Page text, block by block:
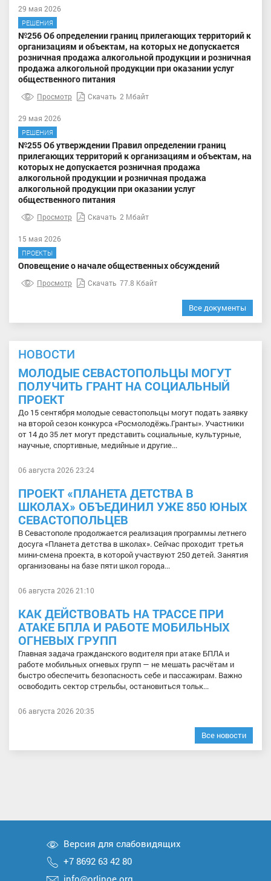
29 мая 2026
РЕШЕНИЯ
№256 Об определении границ прилегающих территорий к
организациям и объектам, на которых не допускается
розничная продажа алкогольной продукции и розничная
продажа алкогольной продукции при оказании услуг
общественного питания
Просмотр Скачать 2 Мбайт
29 мая 2026
РЕШЕНИЯ
№255 Об утверждении Правил определении границ
прилегающих территорий к организациям и объектам, на
которых не допускается розничная продажа
алкогольной продукции и розничная продажа
алкогольной продукции при оказании услуг
общественного питания
Просмотр Скачать 2 Мбайт
15 мая 2026
ПРОЕКТЫ
Оповещение о начале общественных обсуждений
Просмотр Скачать 77.8 Кбайт
Все документы
НОВОСТИ
МОЛОДЫЕ СЕВАСТОПОЛЬЦЫ МОГУТ
ПОЛУЧИТЬ ГРАНТ НА СОЦИАЛЬНЫЙ
ПРОЕКТ
До 15 сентября молодые севастопольцы могут подать заявку
на второй сезон конкурса «Росмолодёжь.Гранты». Участники
от 14 до 35 лет могут представить социальные, культурные,
научные, спортивные, медийные и другие...
06 августа 2026 23:24
ПРОЕКТ «ПЛАНЕТА ДЕТСТВА В
ШКОЛАХ» ОБЪЕДИНИЛ УЖЕ 850 ЮНЫХ
СЕВАСТОПОЛЬЦЕВ
В Севастополе продолжается реализация программы летнего
досуга «Планета детства в школах». Сейчас проходит третья
мини-смена проекта, в которой участвуют 250 детей. Занятия
организованы на базе пяти школ города...
06 августа 2026 21:10
КАК ДЕЙСТВОВАТЬ НА ТРАССЕ ПРИ
АТАКЕ БПЛА И РАБОТЕ МОБИЛЬНЫХ
ОГНЕВЫХ ГРУПП
Главная задача гражданского водителя при атаке БПЛА и
работе мобильных огневых групп — не мешать расчётам и
быстро обеспечить безопасность себе и пассажирам. Важно
освободить сектор стрельбы, остановиться тольк...
06 августа 2026 20:35
Все новости
Версия для слабовидящих
+7 8692 63 42 80
info@orlinoe.org